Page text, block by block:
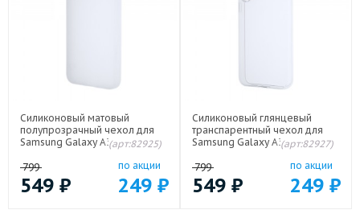
Силиконовый матовый
полупрозрачный чехол для
Samsung Galaxy A35 Белый
(арт:82925)
799
549 ₽
по акции
249 ₽
Силиконовый глянцевый
транспарентный чехол для
Samsung Galaxy A35(арт:82927)
799
549 ₽
по акции
249 ₽